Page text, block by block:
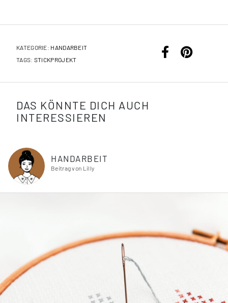
KATEGORIE: HANDARBEIT
TAGS: STICKPROJEKT
DAS KÖNNTE DICH AUCH
INTERESSIEREN
HANDARBEIT
Beitrag von Lilly